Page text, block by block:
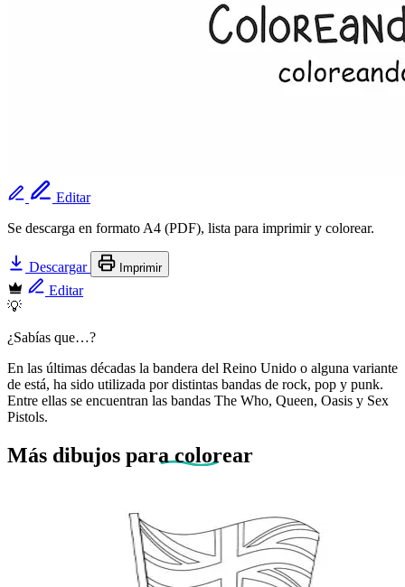
Editar
Se descarga en formato A4 (PDF), lista para imprimir y colorear.
Descargar Imprimir
Editar
💡
¿Sabías que…?
En las últimas décadas la bandera del Reino Unido o alguna variante
de está, ha sido utilizada por distintas bandas de rock, pop y punk.
Entre ellas se encuentran las bandas The Who, Queen, Oasis y Sex
Pistols.
Más dibujos para colorear